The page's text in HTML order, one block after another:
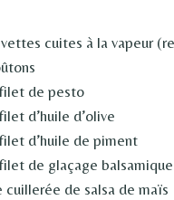
cuites à la vapeur
de pesto
d’huile d’olive
d’huile de piment
de glaçage balsamique
cuillerée de salsa de maïs